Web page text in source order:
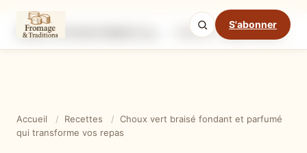
S'abonner
Ingrédients Étapes
Mode cuisine
Accueil / Recettes / Choux vert braisé fondant et parfumé
qui transforme vos repas